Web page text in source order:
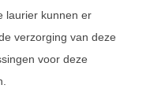
laurier kunnen er
verzorging van deze
voor deze